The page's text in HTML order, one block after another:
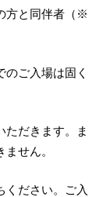
方と同伴者（※
のご入場は固く
ただきます。ま
せん。
ください。ご入